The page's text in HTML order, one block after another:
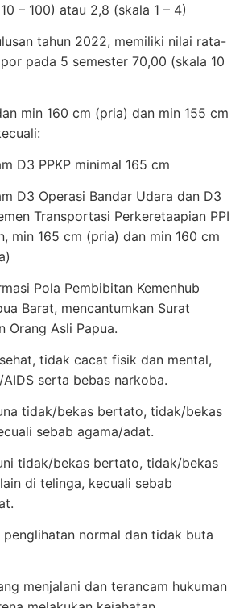
– 100) atau 2,8 (skala 1 – 4)
tahun 2022, memiliki nilai rata-
pada 5 semester 70,00 (skala 10
min 160 cm (pria) dan min 155 cm
D3 PPKP minimal 165 cm
D3 Operasi Bandar Udara dan D3
Transportasi Perkeretaapian PPI
min 165 cm (pria) dan min 160 cm
Pola Pembibitan Kemenhub
Barat, mencantumkan Surat
Orang Asli Papua.
tidak cacat fisik dan mental,
AIDS serta bebas narkoba.
tidak/bekas bertato, tidak/bekas
sebab agama/adat.
tidak/bekas bertato, tidak/bekas
di telinga, kecuali sebab
penglihatan normal dan tidak buta
menjalani dan terancam hukuman